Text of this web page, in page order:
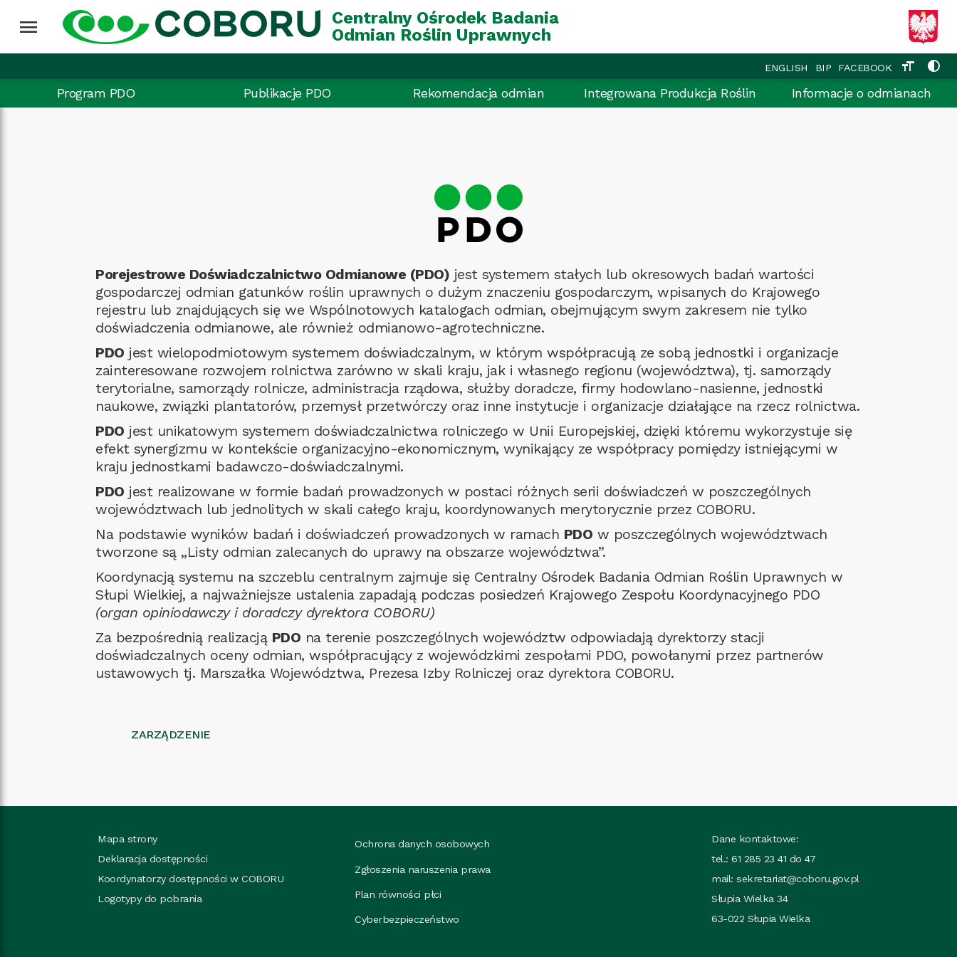
menu
Centralny Ośrodek Badania
Odmian Roślin Uprawnych
ENGLISH BIP FACEBOOK format_size contrast
Program PDO Publikacje PDO Rekomendacja odmian Integrowana Produkcja Roślin Informacje o odmianach
Porejestrowe Doświadczalnictwo Odmianowe (PDO) jest systemem stałych lub okresowych badań wartości
gospodarczej odmian gatunków roślin uprawnych o dużym znaczeniu gospodarczym, wpisanych do Krajowego
rejestru lub znajdujących się we Wspólnotowych katalogach odmian, obejmującym swym zakresem nie tylko
doświadczenia odmianowe, ale również odmianowo-agrotechniczne.
PDO jest wielopodmiotowym systemem doświadczalnym, w którym współpracują ze sobą jednostki i organizacje
zainteresowane rozwojem rolnictwa zarówno w skali kraju, jak i własnego regionu (województwa), tj. samorządy
terytorialne, samorządy rolnicze, administracja rządowa, służby doradcze, firmy hodowlano-nasienne, jednostki
naukowe, związki plantatorów, przemysł przetwórczy oraz inne instytucje i organizacje działające na rzecz rolnictwa.
PDO jest unikatowym systemem doświadczalnictwa rolniczego w Unii Europejskiej, dzięki któremu wykorzystuje się
efekt synergizmu w kontekście organizacyjno-ekonomicznym, wynikający ze współpracy pomiędzy istniejącymi w
kraju jednostkami badawczo-doświadczalnymi.
PDO jest realizowane w formie badań prowadzonych w postaci różnych serii doświadczeń w poszczególnych
województwach lub jednolitych w skali całego kraju, koordynowanych merytorycznie przez COBORU.
Na podstawie wyników badań i doświadczeń prowadzonych w ramach PDO w poszczególnych województwach
tworzone są „Listy odmian zalecanych do uprawy na obszarze województwa”.
Koordynacją systemu na szczeblu centralnym zajmuje się Centralny Ośrodek Badania Odmian Roślin Uprawnych w
Słupi Wielkiej, a najważniejsze ustalenia zapadają podczas posiedzeń Krajowego Zespołu Koordynacyjnego PDO
(organ opiniodawczy i doradczy dyrektora COBORU)
Za bezpośrednią realizacją PDO na terenie poszczególnych województw odpowiadają dyrektorzy stacji
doświadczalnych oceny odmian, współpracujący z wojewódzkimi zespołami PDO, powołanymi przez partnerów
ustawowych tj. Marszałka Województwa, Prezesa Izby Rolniczej oraz dyrektora COBORU.
ZARZĄDZENIE
Mapa strony
Deklaracja dostępności
Koordynatorzy dostępności w COBORU
Logotypy do pobrania
Ochrona danych osobowych
Zgłoszenia naruszenia prawa
Plan równości płci
Cyberbezpieczeństwo
Dane kontaktowe:
tel.: 61 285 23 41 do 47
mail:sekretariat@coboru.gov.pl
Słupia Wielka 34
63-022 Słupia Wielka